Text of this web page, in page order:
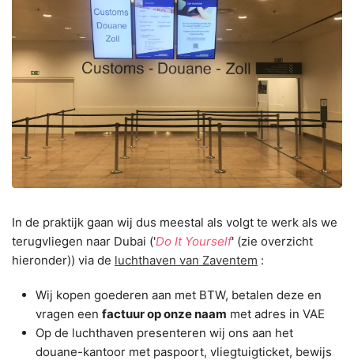
In de praktijk gaan wij dus meestal als volgt te werk als we
terugvliegen naar Dubai ('Do It Yourself' (zie overzicht
hieronder)) via de luchthaven van Zaventem :
Wij kopen goederen aan met BTW, betalen deze en
vragen een factuur op onze naam met adres in VAE
Op de luchthaven presenteren wij ons aan het
douane-kantoor met paspoort, vliegtuigticket, bewijs